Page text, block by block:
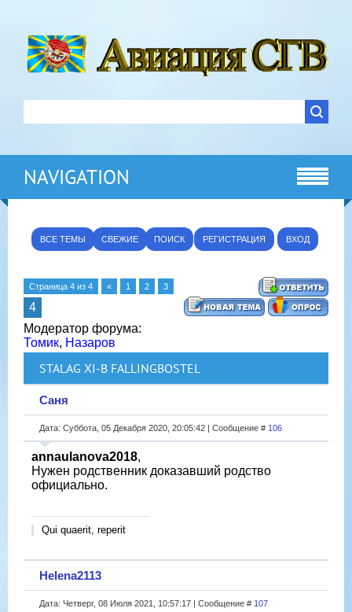
NAVIGATION
ВСЕ ТЕМЫ СВЕЖИЕ ПОИСК РЕГИСТРАЦИЯ ВХОД
Страница 4 из 4 « 1 2 3
4
Модератор форума:
Томик, Назаров
STALAG XI-B FALLINGBOSTEL
Саня
Дата: Суббота, 05 Декабря 2020, 20:05:42 | Сообщение # 106
annaulanova2018,
Нужен родственник доказавший родство
официально.
Qui quaerit, reperit
Helena2113
Дата: Четверг, 08 Июля 2021, 10:57:17 | Сообщение # 107